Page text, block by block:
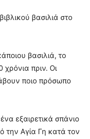
βασιλιά στο
βασιλιά, το
χρόνια πριν. Οι
ποιο πρόσωπο
εξαιρετικά σπάνιο
την Αγία Γη κατά τον